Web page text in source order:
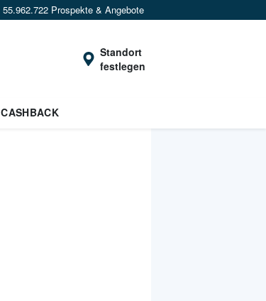
55.962.722 Prospekte & Angebote
Standort
festlegen
CASHBACK